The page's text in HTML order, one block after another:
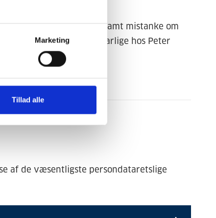
Marketing
Tillad alle
persondatapolitik samt mistanke om
til den persondata-ansvarlige hos Peter
af de væsentligste persondataretslige